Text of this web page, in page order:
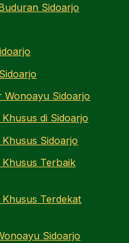
Sidoarjo
Sidoarjo
di Sidoarjo
Sidoarjo
Terbaik
Terdekat
Sidoarjo